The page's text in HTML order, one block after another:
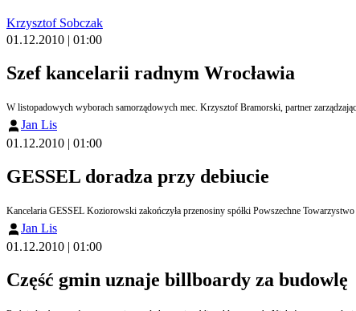
Krzysztof Sobczak
01.12.2010 | 01:00
Szef kancelarii radnym Wrocławia
W listopadowych wyborach samorządowych mec. Krzysztof Bramorski, partner
Jan Lis
01.12.2010 | 01:00
GESSEL doradza przy debiucie
Kancelaria GESSEL Koziorowski zakończyła przenosiny spółki Powszechne
Jan Lis
01.12.2010 | 01:00
Część gmin uznaje billboardy za budowlę